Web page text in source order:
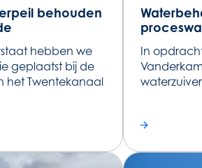
behouden
hebben we
geplaatst bij de
het Twentekanaal
In